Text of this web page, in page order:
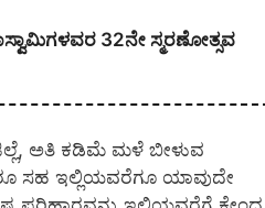
32ನೇ ಸ್ಮರಣೋತ್ಸವ
ಅತಿ ಕಡಿಮೆ ಮಳೆ ಬೀಳುವ
ಸಹ ಇಲ್ಲಿಯವರೆಗೂ ಯಾವುದೇ